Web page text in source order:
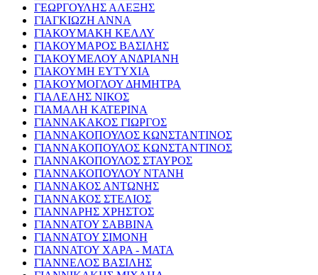
ΓΕΩΡΓΟΥΛΗΣ ΑΛΕΞΗΣ
ΓΙΑΓΚΙΩΖΗ ΑΝΝΑ
ΓΙΑΚΟΥΜΑΚΗ ΚΕΛΛΥ
ΓΙΑΚΟΥΜΑΡΟΣ ΒΑΣΙΛΗΣ
ΓΙΑΚΟΥΜΕΛΟΥ ΑΝΔΡΙΑΝΗ
ΓΙΑΚΟΥΜΗ ΕΥΤΥΧΙΑ
ΓΙΑΚΟΥΜΟΓΛΟΥ ΔΗΜΗΤΡΑ
ΓΙΑΛΕΛΗΣ ΝΙΚΟΣ
ΓΙΑΜΑΛΗ ΚΑΤΕΡΙΝΑ
ΓΙΑΝΝΑΚΑΚΟΣ ΓΙΩΡΓΟΣ
ΓΙΑΝΝΑΚΟΠΟΥΛΟΣ ΚΩΝΣΤΑΝΤΙΝΟΣ
ΓΙΑΝΝΑΚΟΠΟΥΛΟΣ ΚΩΝΣΤΑΝΤΙΝΟΣ
ΓΙΑΝΝΑΚΟΠΟΥΛΟΣ ΣΤΑΥΡΟΣ
ΓΙΑΝΝΑΚΟΠΟΥΛΟΥ ΝΤΑΝΗ
ΓΙΑΝΝΑΚΟΣ ΑΝΤΩΝΗΣ
ΓΙΑΝΝΑΚΟΣ ΣΤΕΛΙΟΣ
ΓΙΑΝΝΑΡΗΣ ΧΡΗΣΤΟΣ
ΓΙΑΝΝΑΤΟΥ ΣΑΒΒΙΝΑ
ΓΙΑΝΝΑΤΟΥ ΣΙΜΟΝΗ
ΓΙΑΝΝΑΤΟΥ ΧΑΡΑ - ΜΑΤΑ
ΓΙΑΝΝΕΛΟΣ ΒΑΣΙΛΗΣ